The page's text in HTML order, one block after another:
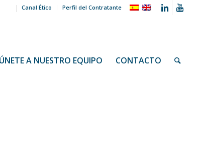
Canal Ético Perfil del Contratante
ÚNETE A NUESTRO EQUIPO CONTACTO